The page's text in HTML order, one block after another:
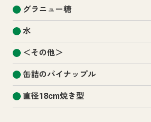
グラニュー糖
水
＜その他＞
缶詰のパイナップル
直径18cm焼き型